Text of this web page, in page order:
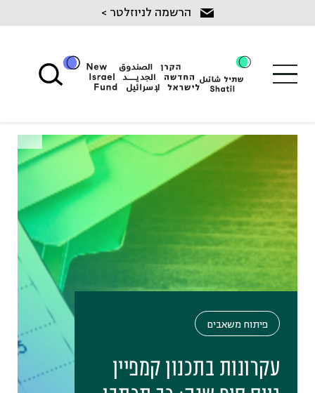
content
הרשמה לניוזלטר >
פיתוח משאבים
עקרונות בתכנון קמפיין